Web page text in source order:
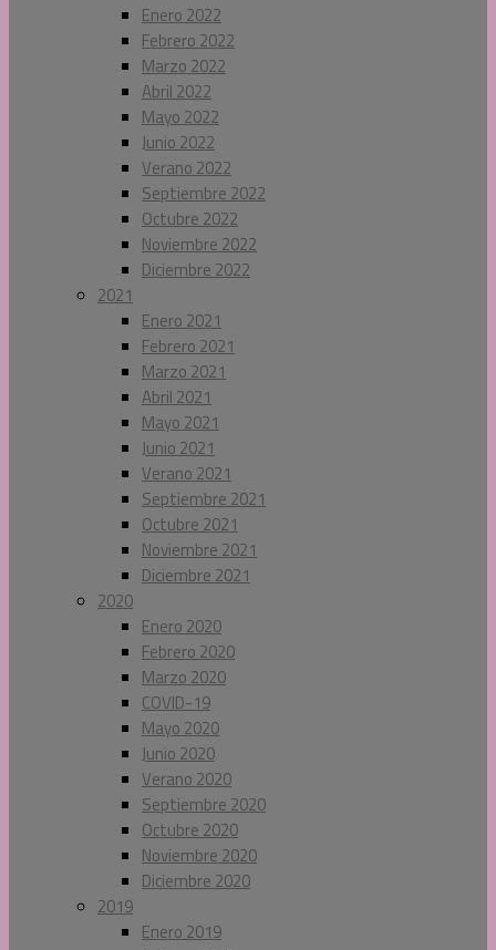
Enero 2022
Febrero 2022
Marzo 2022
Abril 2022
Mayo 2022
Junio 2022
Verano 2022
Septiembre 2022
Octubre 2022
Noviembre 2022
Diciembre 2022
2021
Enero 2021
Febrero 2021
Marzo 2021
Abril 2021
Mayo 2021
Junio 2021
Verano 2021
Septiembre 2021
Octubre 2021
Noviembre 2021
Diciembre 2021
2020
Enero 2020
Febrero 2020
Marzo 2020
COVID-19
Mayo 2020
Junio 2020
Verano 2020
Septiembre 2020
Octubre 2020
Noviembre 2020
Diciembre 2020
2019
Enero 2019